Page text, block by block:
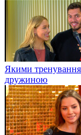
Якими
дружиною